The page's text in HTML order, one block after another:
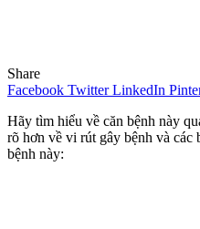
Share
Facebook Twitter LinkedIn
Hãy tìm hiểu về căn bệnh này
rõ hơn về vi rút gây bệnh và các
bệnh này: